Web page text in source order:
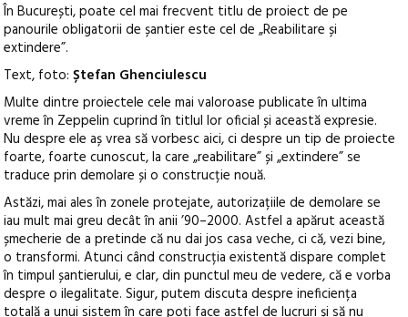
În București, poate cel mai frecvent titlu de proiect de pe
panourile obligatorii de șantier este cel de „Reabilitare și
extindere”.
Text, foto:Ștefan Ghenciulescu
Multe dintre proiectele cele mai valoroase publicate în ultima
vreme în Zeppelin cuprind în titlul lor oficial și această expresie.
Nu despre ele aș vrea să vorbesc aici, ci despre un tip de proiecte
foarte, foarte cunoscut, la care „reabilitare” și „extindere” se
traduce prin demolare și o construcție nouă.
Astăzi, mai ales în zonele protejate, autorizațiile de demolare se
iau mult mai greu decât în anii ’90–2000. Astfel a apărut această
șmecherie de a pretinde că nu dai jos casa veche, ci că, vezi bine,
o transformi. Atunci când construcția existentă dispare complet
în timpul șantierului, e clar, din punctul meu de vedere, că e vorba
despre o ilegalitate. Sigur, putem discuta despre ineficiența
totală a unui sistem în care poți face astfel de lucruri și să nu